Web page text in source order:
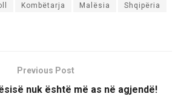
Kombëtarja Malësia Shqipëria
Previous Post
nuk është më as në agjendë!